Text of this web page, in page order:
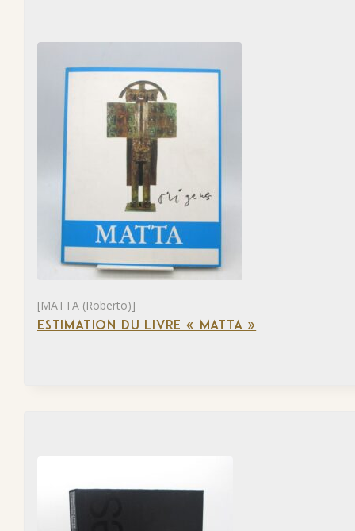
[MATTA (Roberto)]
ESTIMATION DU LIVRE « MATTA »